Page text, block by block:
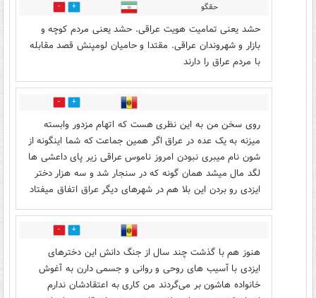
حقگو 14
حشد یعنی تمامیت هویت عراقی. حشد یعنی مردم کوچه و
بازار و شهروندان عراقی. مقتدا و حامیان لومپنش قصد مقابله
با مردم عراق را دارند
10
روی سخن من به این نظری هست که اتهام مزدور وابسته
میزنه به یک عده در عراق اگر همین جماعت که شما اینگونه از
شون نام میبری نبودن امروز ناموس عراقی زیر پای داعشی ها
لگد مال میشد همان گونه که در سنجار شد و سه هزار دختر
ایزدی رو بردن این بلا هم در شهرهای دیگر عراق اتفاق میفتاد
6
هنوز هم با گذشت چند سال از جنگ دانش این دخترهای
ایزدی با آسیب های روحی و روانی و جسمی دارن به آغوش
خانواده هاشون بر می‌گردند من کاری به اعتقادشان ندارم